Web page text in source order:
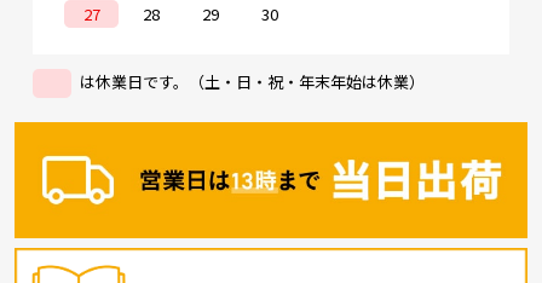
27
28 29 30
は休業日です。（土・日・祝・年末年始は休業）